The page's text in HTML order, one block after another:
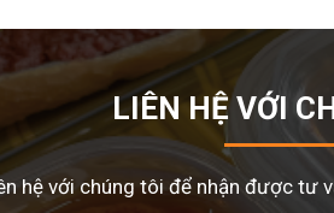
LIÊN HỆ VỚI
hệ với chúng tôi để nhận được tư